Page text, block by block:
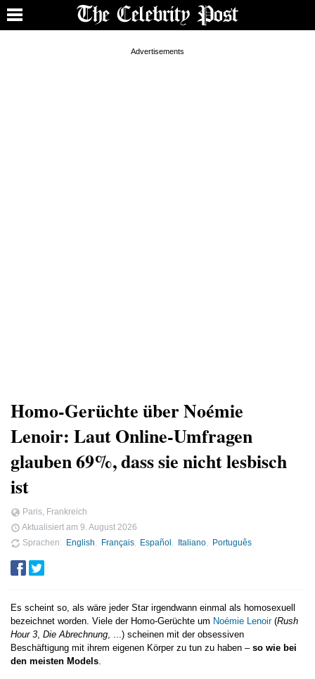
Homo-Gerüchte über Noémie
Lenoir: Laut Online-Umfragen
glauben 69%, dass sie nicht lesbisch
ist
Paris, Frankreich
Aktualisiert am 9. August 2026
Sprachen
English Français Español Italiano Português
Es scheint so, als wäre jeder Star irgendwann einmal als homosexuell
bezeichnet worden. Viele der Homo-Gerüchte um Noémie Lenoir(Rush
Hour 3, Die Abrechnung, ...) scheinen mit der obsessiven
Beschäftigung mit ihrem eigenen Körper zu tun zu haben – so wie bei
den meisten Models.